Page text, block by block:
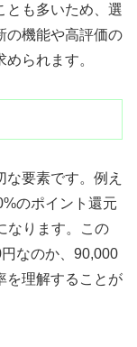
とも多いため、選
の機能や高評価の
られます。
要素です。例え
のポイント還元
なります。この
なのか、90,000
を理解することが